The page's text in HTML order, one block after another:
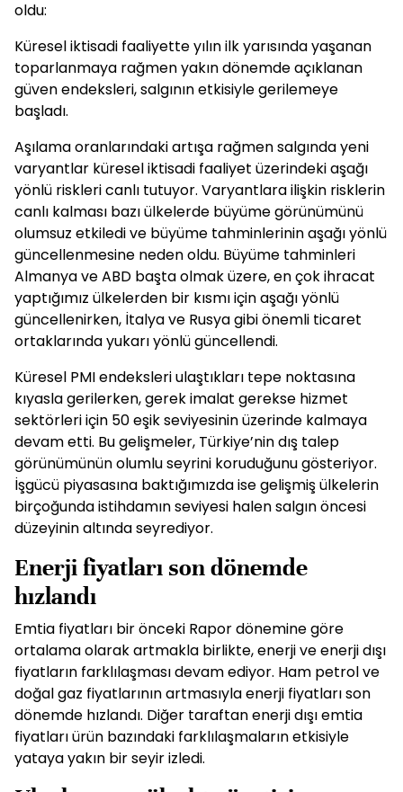
oldu:
Küresel iktisadi faaliyette yılın ilk yarısında yaşanan
toparlanmaya rağmen yakın dönemde açıklanan
güven endeksleri, salgının etkisiyle gerilemeye
başladı.
Aşılama oranlarındaki artışa rağmen salgında yeni
varyantlar küresel iktisadi faaliyet üzerindeki aşağı
yönlü riskleri canlı tutuyor. Varyantlara ilişkin risklerin
canlı kalması bazı ülkelerde büyüme görünümünü
olumsuz etkiledi ve büyüme tahminlerinin aşağı yönlü
güncellenmesine neden oldu. Büyüme tahminleri
Almanya ve ABD başta olmak üzere, en çok ihracat
yaptığımız ülkelerden bir kısmı için aşağı yönlü
güncellenirken, İtalya ve Rusya gibi önemli ticaret
ortaklarında yukarı yönlü güncellendi.
Küresel PMI endeksleri ulaştıkları tepe noktasına
kıyasla gerilerken, gerek imalat gerekse hizmet
sektörleri için 50 eşik seviyesinin üzerinde kalmaya
devam etti. Bu gelişmeler, Türkiye’nin dış talep
görünümünün olumlu seyrini koruduğunu gösteriyor.
İşgücü piyasasına baktığımızda ise gelişmiş ülkelerin
birçoğunda istihdamın seviyesi halen salgın öncesi
düzeyinin altında seyrediyor.
Enerji fiyatları son dönemde
hızlandı
Emtia fiyatları bir önceki Rapor dönemine göre
ortalama olarak artmakla birlikte, enerji ve enerji dışı
fiyatların farklılaşması devam ediyor. Ham petrol ve
doğal gaz fiyatlarının artmasıyla enerji fiyatları son
dönemde hızlandı. Diğer taraftan enerji dışı emtia
fiyatları ürün bazındaki farklılaşmaların etkisiyle
yataya yakın bir seyir izledi.